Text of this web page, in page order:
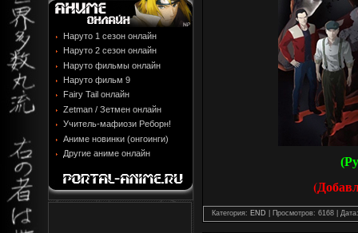
Наруто 1 сезон онлайн
Наруто 2 сезон онлайн
Наруто фильмы онлайн
Наруто фильм 9
Fairy Tail онлайн
Zetman / Зетмен онлайн
Учитель-мафиози Реборн!
Аниме новинки (онгоинги)
Другие аниме онлайн
Категория: END | Просмотров: 6168 |